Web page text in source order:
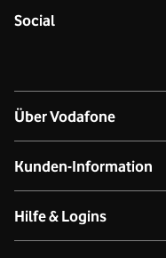
Social
Über Vodafone
Über das Unternehmen
Unser Purpose
Kunden-Information
Kontakt für Geschäftskunden
Hilfe & Logins